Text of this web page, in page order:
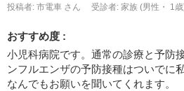
投稿者: 市電車 さん
受診者: 家族 (男性・ 1
おすすめ度 :
小児科病院です。通常の診療と予防
ンフルエンザの予防接種はついでに
なんでもお願いを聞いてくれます。